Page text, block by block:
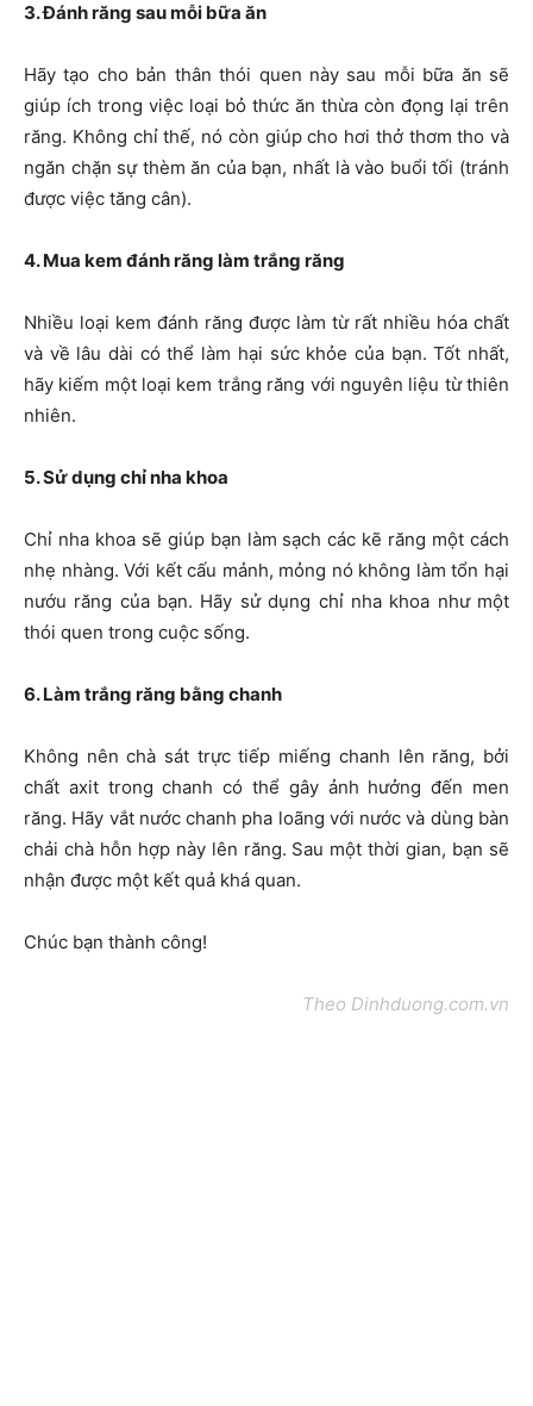
3. Đánh răng sau mỗi bữa ăn
Hãy tạo cho bản thân thói quen này sau mỗi bữa ăn sẽ
giúp ích trong việc loại bỏ thức ăn thừa còn đọng lại trên
răng. Không chỉ thế, nó còn giúp cho hơi thở thơm tho và
ngăn chặn sự thèm ăn của bạn, nhất là vào buổi tối (tránh
được việc tăng cân).
4. Mua kem đánh răng làm trắng răng
Nhiều loại kem đánh răng được làm từ rất nhiều hóa chất
và về lâu dài có thể làm hại sức khỏe của bạn. Tốt nhất,
hãy kiếm một loại kem trắng răng với nguyên liệu từ thiên
nhiên.
5. Sử dụng chỉ nha khoa
Chỉ nha khoa sẽ giúp bạn làm sạch các kẽ răng một cách
nhẹ nhàng. Với kết cấu mảnh, mỏng nó không làm tổn hại
nướu răng của bạn. Hãy sử dụng chỉ nha khoa như một
thói quen trong cuộc sống.
6. Làm trắng răng bằng chanh
Không nên chà sát trực tiếp miếng chanh lên răng, bởi
chất axit trong chanh có thể gây ảnh hưởng đến men
răng. Hãy vắt nước chanh pha loãng với nước và dùng bàn
chải chà hỗn hợp này lên răng. Sau một thời gian, bạn sẽ
nhận được một kết quả khá quan.
Chúc bạn thành công!
Theo Dinhduong.com.vn